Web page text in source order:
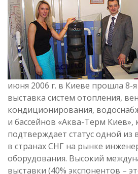
июня 2006 г. в Киеве прошла 8-
выставка систем отопления,
кондиционирования,
и бассейнов «Аква-Терм Киев»,
подтверждает статус одной из
в странах СНГ на рынке
оборудования. Высокий
выставки (40% экспонентов –